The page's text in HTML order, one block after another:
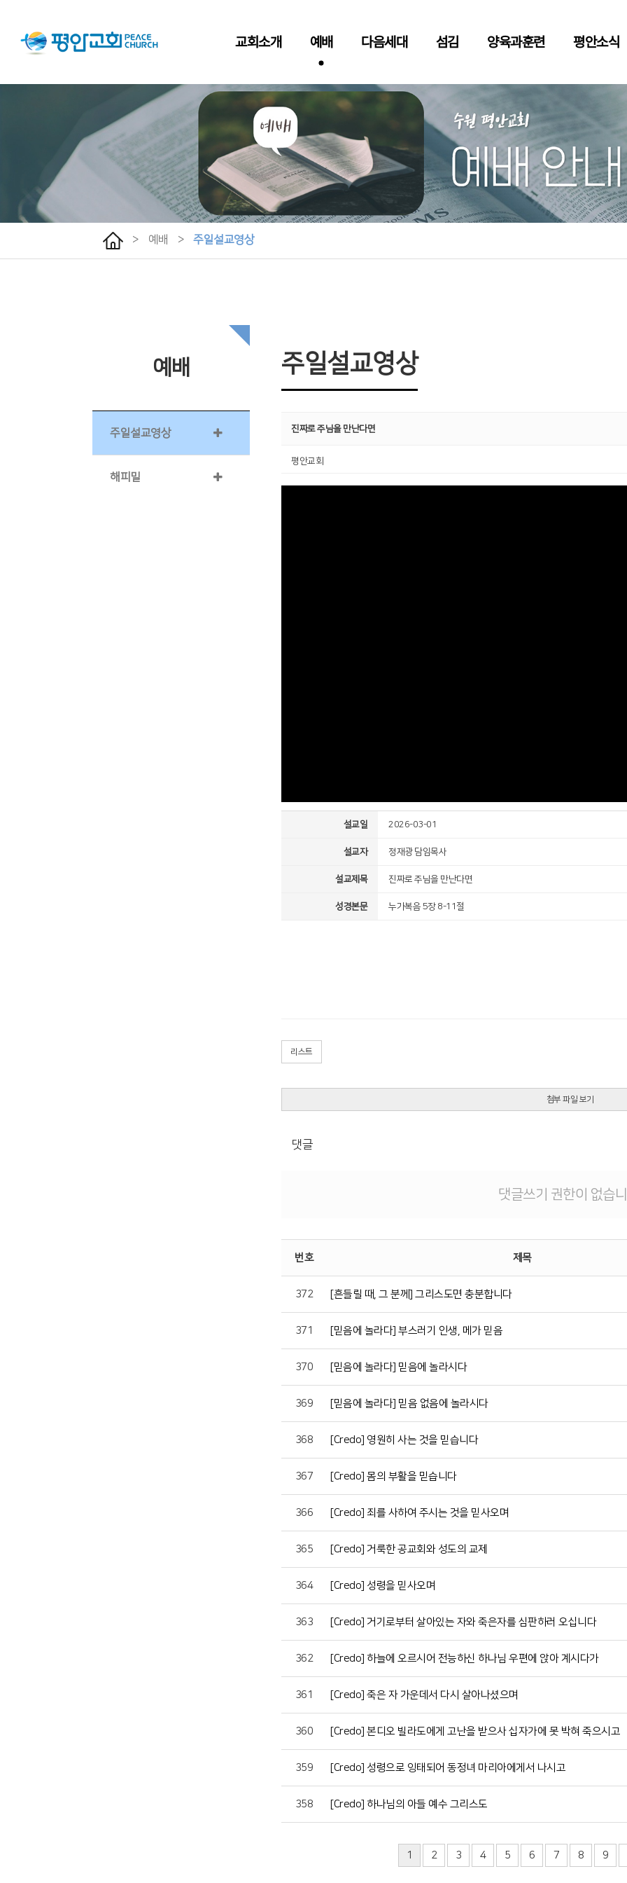
교회소개 예배 다음세대 섬김 양육과훈련 평안소식
> 예배 > 주일설교영상
예배
주일설교영상
해피밀
주일설교영상
진짜로 주님을 만난다면
평안교회
설교일 2026-03-01
설교자 정재광 담임목사
설교제목 진짜로 주님을 만난다면
성경본문 누가복음 5장 8-11절
리스트
첨부 파일 보기
댓글
댓글쓰기 권한이 없습
번호 제목
372 [흔들릴 때, 그 분께] 그리스도면 충분합니다
371 [믿음에 놀라다] 부스러기 인생, 메가 믿음
370 [믿음에 놀라다] 믿음에 놀라시다
369 [믿음에 놀라다] 믿음 없음에 놀라시다
368 [Credo] 영원히 사는 것을 믿습니다
367 [Credo] 몸의 부활을 믿습니다
366 [Credo] 죄를 사하여 주시는 것을 믿사오며
365 [Credo] 거룩한 공교회와 성도의 교제
364 [Credo] 성령을 믿사오며
363 [Credo] 거기로부터 살아있는 자와 죽은자를 심판하러 오십니다
362 [Credo] 하늘에 오르시어 전능하신 하나님 우편에 앉아 계시다가
361 [Credo] 죽은 자 가운데서 다시 살아나셨으며
360 [Credo] 본디오 빌라도에게 고난을 받으사 십자가에 못 박혀 죽으시고
359 [Credo] 성령으로 잉태되어 동정녀 마리아에게서 나시고
358 [Credo] 하나님의 아들 예수 그리스도
1 2 3 4 5 6 7 8 9